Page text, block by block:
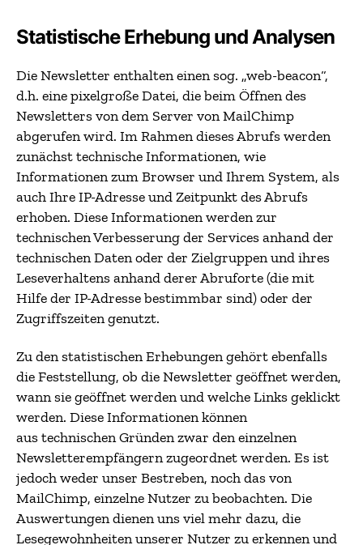
Statistische Erhebung und Analysen
Die Newsletter enthalten einen sog. „web-beacon“,
d.h. eine pixelgroße Datei, die beim Öffnen des
Newsletters von dem Server von MailChimp
abgerufen wird. Im Rahmen dieses Abrufs werden
zunächst technische Informationen, wie
Informationen zum Browser und Ihrem System, als
auch Ihre IP-Adresse und Zeitpunkt des Abrufs
erhoben. Diese Informationen werden zur
technischen Verbesserung der Services anhand der
technischen Daten oder der Zielgruppen und ihres
Leseverhaltens anhand derer Abruforte (die mit
Hilfe der IP-Adresse bestimmbar sind) oder der
Zugriffszeiten genutzt.
Zu den statistischen Erhebungen gehört ebenfalls
die Feststellung, ob die Newsletter geöffnet werden,
wann sie geöffnet werden und welche Links geklickt
werden. Diese Informationen können
aus technischen Gründen zwar den einzelnen
Newsletterempfängern zugeordnet werden. Es ist
jedoch weder unser Bestreben, noch das von
MailChimp, einzelne Nutzer zu beobachten. Die
Auswertungen dienen uns viel mehr dazu, die
Lesegewohnheiten unserer Nutzer zu erkennen und